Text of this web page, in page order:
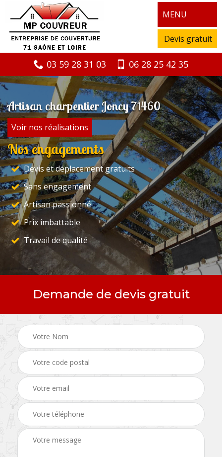
MENU
Devis gratuit
03 59 28 31 03 06 28 25 42 35
Artisan charpentier Joncy 71460
Voir nos réalisations
Nos engagements
Devis et déplacement gratuits
Sans engagement
Artisan passionné
Prix imbattable
Travail de qualité
Demande de devis gratuit